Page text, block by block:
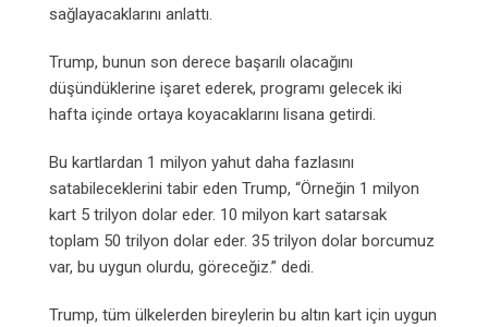
sağlayacaklarını anlattı.
Trump, bunun son derece başarılı olacağını
düşündüklerine işaret ederek, programı gelecek iki
hafta içinde ortaya koyacaklarını lisana getirdi.
Bu kartlardan 1 milyon yahut daha fazlasını
satabileceklerini tabir eden Trump, “Örneğin 1 milyon
kart 5 trilyon dolar eder. 10 milyon kart satarsak
toplam 50 trilyon dolar eder. 35 trilyon dolar borcumuz
var, bu uygun olurdu, göreceğiz.” dedi.
Trump, tüm ülkelerden bireylerin bu altın kart için uygun